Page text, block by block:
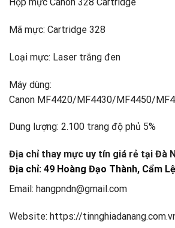
Mã mực: Cartridge 328
Loại mực: Laser trắng đen
Máy dùng:
Canon MF4420/MF4430/MF4450/
Dung lượng: 2.100 trang độ phủ 5%
Địa chỉ thay mực uy tín giá rẻ tại Đà
Địa chỉ: 49 Hoàng Đạo Thành, Cẩm
Email: hangpndn@gmail.com
Website: https://